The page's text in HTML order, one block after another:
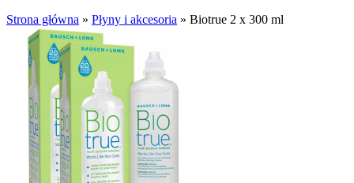
Strona główna » Płyny i akcesoria » Biotrue 2 x 300 ml